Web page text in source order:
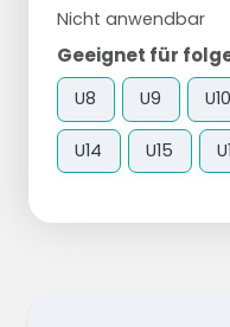
Nicht anwendbar
Geeignet für
U8 U9 U10
U14 U15